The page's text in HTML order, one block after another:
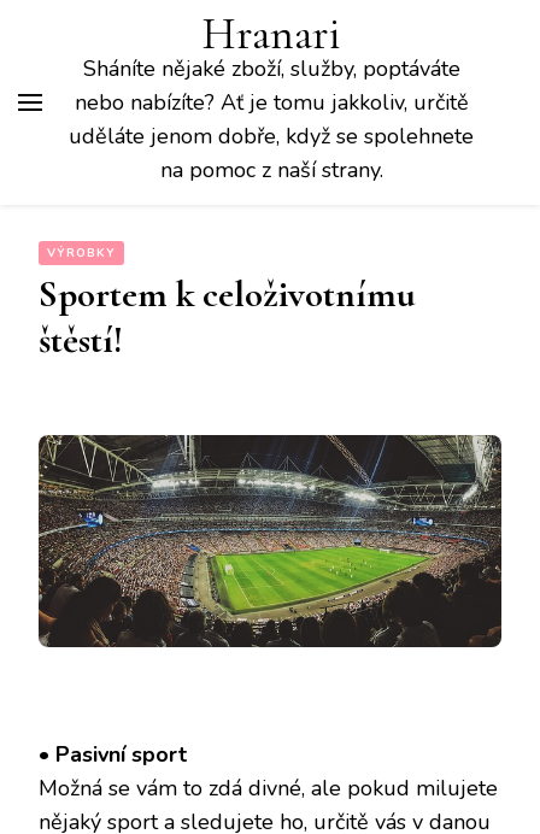
Hranari
Sháníte nějaké zboží, služby, poptáváte
nebo nabízíte? Ať je tomu jakkoliv, určitě
uděláte jenom dobře, když se spolehnete
na pomoc z naší strany.
VÝROBKY
Sportem k celoživotnímu
štěstí!
• Pasivní sport
Možná se vám to zdá divné, ale pokud milujete
nějaký sport a sledujete ho, určitě vás v danou